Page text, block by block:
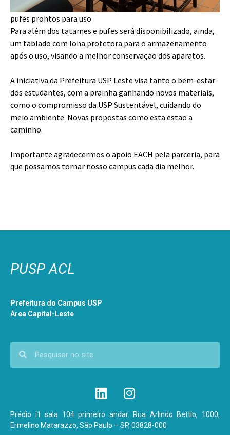
pufes prontos para uso
Para além dos tatames e pufes será disponibilizado, ainda,
um tablado com lona protetora para o armazenamento
após o uso, visando a melhor conservação dos aparatos.
A iniciativa da Prefeitura USP Leste visa tanto o bem-estar
dos estudantes, com a prainha ganhando novos materiais,
como o compromisso da USP Sustentável, cuidando do
meio ambiente. Novas propostas como esta estão a
caminho.
Importante agradecermos o apoio EACH pela parceria, para
que possamos tornar nosso campus cada dia melhor.
PUSP ACL
Prefeitura do Campus USP
Área Capital-Leste
Prédio i1 sala 104 primeiro andar. Rua Arlindo Bettio, 1000,
Ermelino Matarazzo, São Paulo – SP, 03828-000